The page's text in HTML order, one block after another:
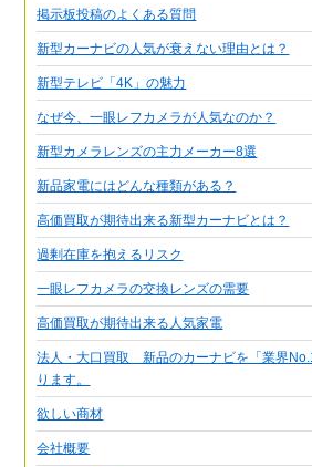
掲示板投稿のよくある質問
新型カーナビの人気が衰えない理由とは？
新型テレビ「4K」の魅力
なぜ今、一眼レフカメラが人気なのか？
新型カメラレンズの主力メーカー8選
新品家電にはどんな種類がある？
高価買取が期待出来る新型カーナビとは？
過剰在庫を抱えるリスク
一眼レフカメラの交換レンズの需要
高価買取が期待出来る人気家電
法人・大口買取 新品のカーナビを「業界
ります。
欲しい商材
会社概要